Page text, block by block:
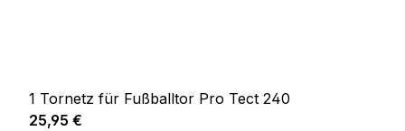
1 Tornetz für Fußballtor Pro Tect 240
Prix régulier :
25,95 €